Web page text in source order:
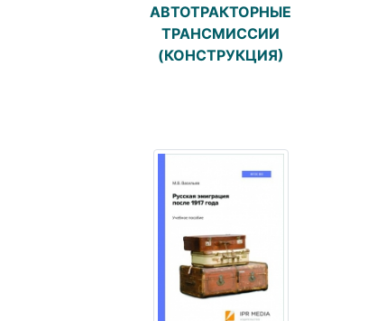
АВТОТРАКТОРНЫЕ
ТРАНСМИССИИ
(КОНСТРУКЦИЯ)